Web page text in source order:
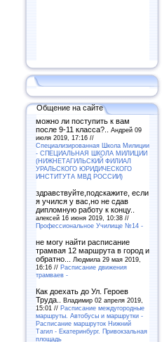
Общение на сайте
можно ли поступить к вам
после 9-11 класса?.. Андрей 09
июля 2019, 17:16 //
Специализированная Школа Милиции
- СПЕЦИАЛЬНАЯ ШКОЛА МИЛИЦИИ
(НИЖНЕТАГИЛЬСКИЙ ФИЛИАЛ
УРАЛЬСКОГО ЮРИДИЧЕСКОГО
ИНСТИТУТА МВД РОССИИ)
здравствуйте,подскажите, если
я учился у вас,но не сдав
дипломную работу к концу..
алексей 16 июня 2019, 10:38 //
Профессиональное Училище №14 -
не могу найти расписание
трамвая 12 маршрута в город и
обратно...
Людмила 29 мая 2019,
16:16 // Расписание движения
трамваев -
Как доехать до Ул. Героев
Труда.. Владимир 02 апреля 2019,
15:01 // Расписание междугородные
маршруты. Автобусы и маршрутки -
Расписание маршруток Нижний
Тагил - Екатеринбург. Привокзальная
площадь